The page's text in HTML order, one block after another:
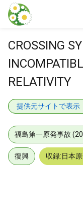
本文に飛ぶ
CROSSING
RELATIVITY
提供元サイトで表示
福島第一原発事故
復興 収録:日本